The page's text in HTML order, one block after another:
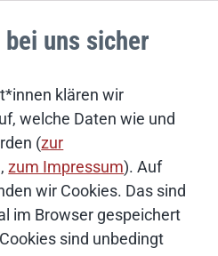
uns sicher
klären wir
welche Daten wie und
(zur
,zum Impressum). Auf
wir Cookies. Das sind
im Browser gespeichert
sind unbedingt